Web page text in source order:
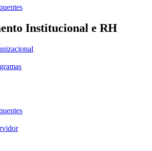
Institucional e RH